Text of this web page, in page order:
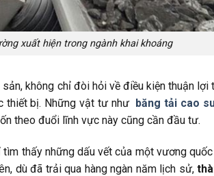
xuất hiện trong ngành khai khoáng
không chỉ đòi hỏi về điều kiện thuận lợi
thiết bị. Những vật tư như băng tải cao
theo đuổi lĩnh vực này cũng cần đầu tư.
thấy những dấu vết của một vương
dù đã trải qua hàng ngàn năm lịch sử,